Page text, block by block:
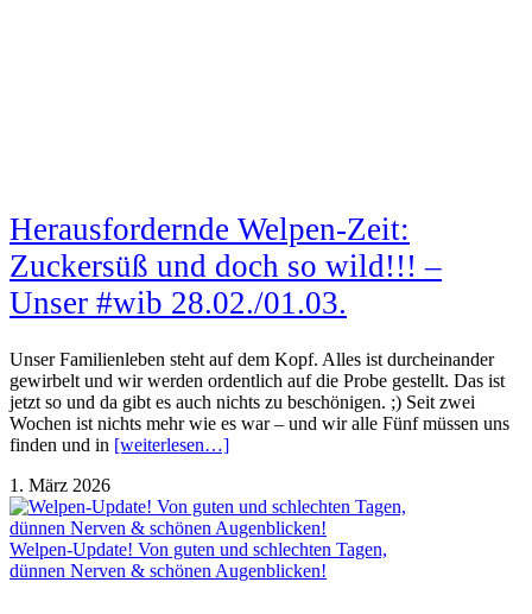
Herausfordernde Welpen-Zeit:
Zuckersüß und doch so wild!!! –
Unser #wib 28.02./01.03.
Unser Familienleben steht auf dem Kopf. Alles ist durcheinander
gewirbelt und wir werden ordentlich auf die Probe gestellt. Das ist
jetzt so und da gibt es auch nichts zu beschönigen. ;) Seit zwei
Wochen ist nichts mehr wie es war – und wir alle Fünf müssen uns
finden und in [weiterlesen…]
1. März 2026
Welpen-Update! Von guten und schlechten Tagen,
dünnen Nerven & schönen Augenblicken!